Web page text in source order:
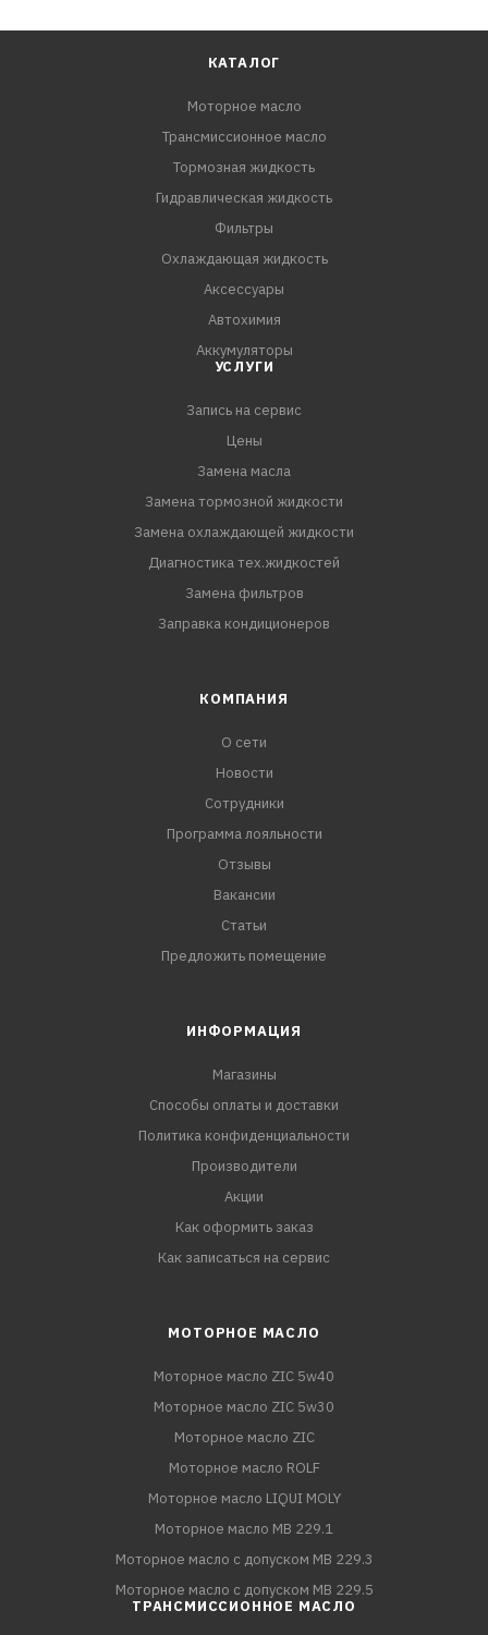
КАТАЛОГ
Моторное масло
Трансмиссионное масло
Тормозная жидкость
Гидравлическая жидкость
Фильтры
Охлаждающая жидкость
Аксессуары
Автохимия
Аккумуляторы
УСЛУГИ
Запись на сервис
Цены
Замена масла
Замена тормозной жидкости
Замена охлаждающей жидкости
Диагностика тех.жидкостей
Замена фильтров
Заправка кондиционеров
КОМПАНИЯ
О сети
Новости
Сотрудники
Программа лояльности
Отзывы
Вакансии
Статьи
Предложить помещение
ИНФОРМАЦИЯ
Магазины
Способы оплаты и доставки
Политика конфиденциальности
Производители
Акции
Как оформить заказ
Как записаться на сервис
МОТОРНОЕ МАСЛО
Моторное масло ZIC 5w40
Моторное масло ZIC 5w30
Моторное масло ZIC
Моторное масло ROLF
Моторное масло LIQUI MOLY
Моторное масло MB 229.1
Моторное масло с допуском MB 229.3
Моторное масло с допуском MB 229.5
ТРАНСМИССИОННОЕ МАСЛО